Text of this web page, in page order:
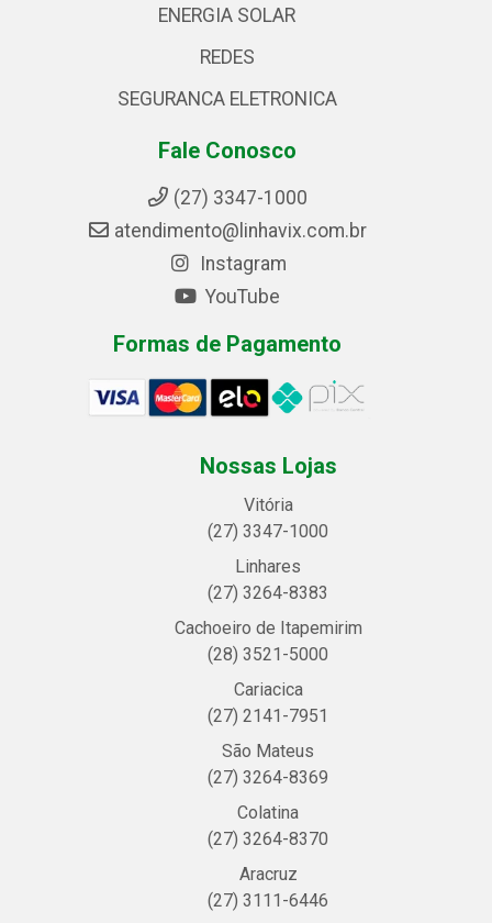
ENERGIA SOLAR
REDES
SEGURANCA ELETRONICA
Fale Conosco
(27) 3347-1000
atendimento@linhavix.com.br
Instagram
YouTube
Formas de Pagamento
Nossas Lojas
Vitória
(27) 3347-1000
Linhares
(27) 3264-8383
Cachoeiro de Itapemirim
(28) 3521-5000
Cariacica
(27) 2141-7951
São Mateus
(27) 3264-8369
Colatina
(27) 3264-8370
Aracruz
(27) 3111-6446